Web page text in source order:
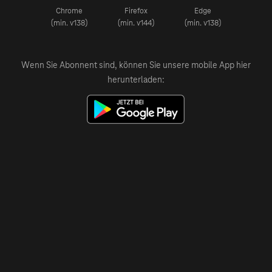
Chrome
(min. v138)
Firefox
(min. v144)
Edge
(min. v138)
Wenn Sie Abonnent sind, können Sie unsere mobile App hier
herunterladen: